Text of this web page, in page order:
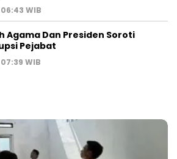
WIB
Agama Dan Presiden Soroti
Pejabat
WIB